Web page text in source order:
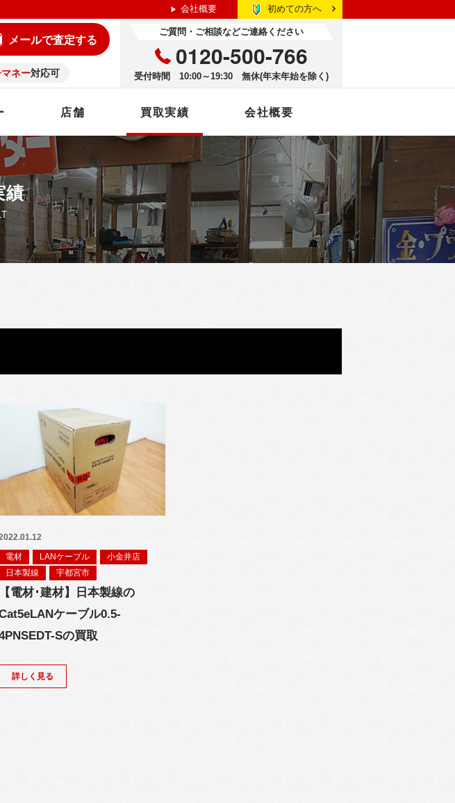
会社概要 初めての方へ
メールで査定する
ネー対応可
ご質問・ご相談などご連絡ください
0120-500-766
受付時間 10:00～19:30 無休(年末年始を除く)
店舗 買取実績 会社概要
績
電材
LANケーブル
小金井店
日本製線
宇都宮市
【電材･建材】日本製線の
ケーブル0.5-
Sの買取
詳しく見る